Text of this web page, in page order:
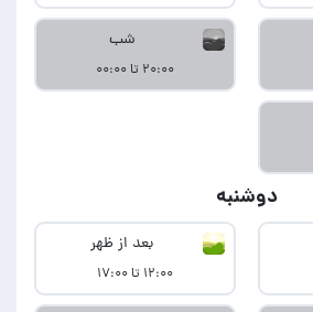
شب
۲۰:۰۰ تا ۰۰:۰۰
دوشنبه
بعد از ظهر
۱۲:۰۰ تا ۱۷:۰۰